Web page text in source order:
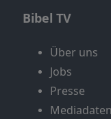
Bibel TV
Über uns
Jobs
Presse
Mediadaten